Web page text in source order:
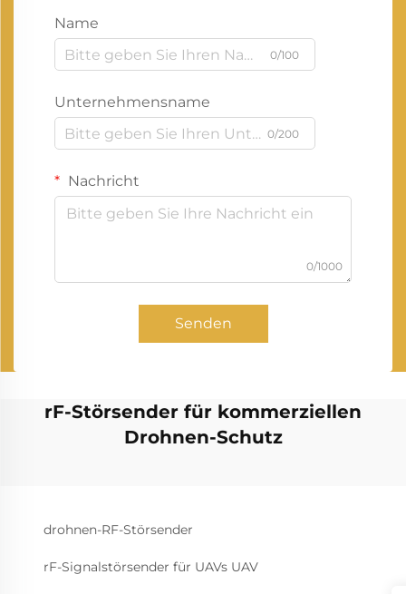
Name
0/100
Unternehmensname
0/200
Nachricht
0/1000
Senden
rF-Störsender für kommerziellen
Drohnen-Schutz
drohnen-RF-Störsender
rF-Signalstörsender für UAVs UAV